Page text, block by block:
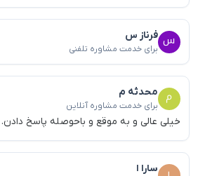
فرناز س
برای خدمت مشاوره تلفنی
محدثه م
برای خدمت مشاوره آنلاین
خیلی عالی و به موقع و باحوصله پاسخ دادن.
سارا ا